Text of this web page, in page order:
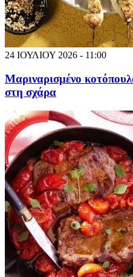
24 ΙΟΥΛΙΟΥ 2026 - 11:00
Μαριναρισμένο
στη σχάρα